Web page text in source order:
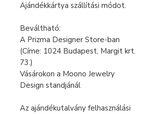
Ajándékkártya szállítási módot.
Beváltható:
A Prizma Designer Store-ban
(Címe: 1024 Budapest, Margit krt.
73.)
Vásárokon a Moono Jewelry
Design standjánál
Az ajándékutalvány felhasználási